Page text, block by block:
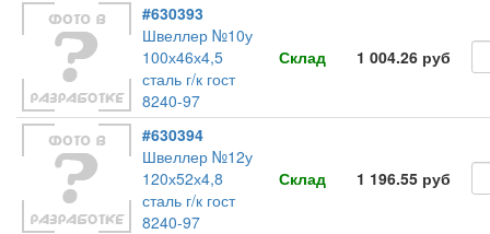
#630393
Швеллер №10у
100х46х4,5
сталь г/к гост
8240-97
Склад 1 004.26 руб
#630394
Швеллер №12у
120х52х4,8
сталь г/к гост
8240-97
Склад 1 196.55 руб